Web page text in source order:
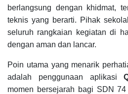
berlangsung dengan khidmat,
teknis yang berarti. Pihak
seluruh rangkaian kegiatan di
dengan aman dan lancar.
Poin utama yang menarik
adalah penggunaan aplikasi
momen bersejarah bagi SDN